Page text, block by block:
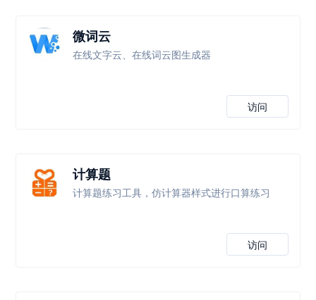
微词云
在线文字云、在线词云图生成器
访问
计算题
计算题练习工具，仿计算器样式进行口算练习
访问